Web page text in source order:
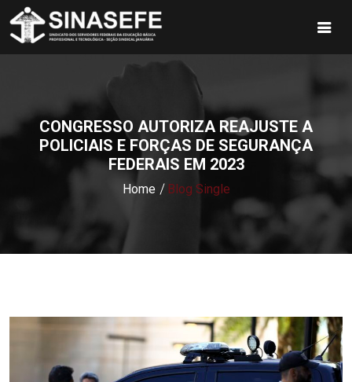
CONGRESSO AUTORIZA REAJUSTE A
POLICIAIS E FORÇAS DE SEGURANÇA
FEDERAIS EM 2023
Home Blog Single